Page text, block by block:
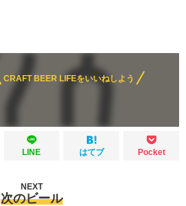
CRAFT BEER LIFEをいいねしよう
LINE はてブ Pocket
次のビール
NEXT